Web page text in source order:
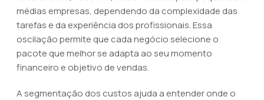
médias empresas, dependendo da complexidade das
tarefas e da experiência dos profissionais. Essa
oscilação permite que cada negócio selecione o
pacote que melhor se adapta ao seu momento
financeiro e objetivo de vendas.
A segmentação dos custos ajuda a entender onde o